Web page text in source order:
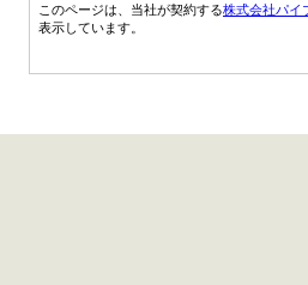
このページは、当社が契約する株式会社パイ
表示しています。